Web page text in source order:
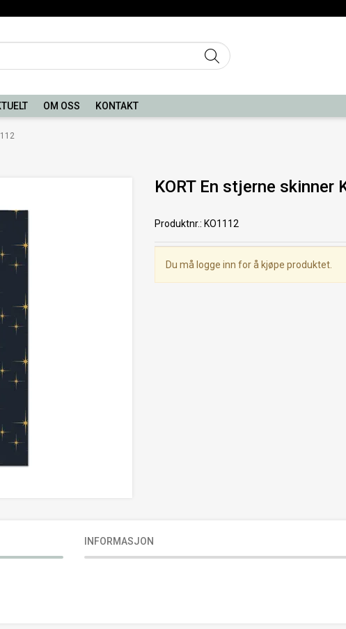
OM OSS KONTAKT
KORT En stjerne skinner
Produktnr.: KO1112
Du må logge inn for å kjøpe produktet.
INFORMASJON